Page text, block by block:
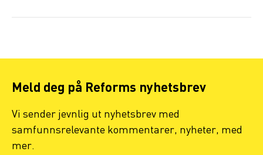
Meld deg på Reforms nyhetsbrev
Vi sender jevnlig ut nyhetsbrev med
samfunnsrelevante kommentarer, nyheter, med
mer.